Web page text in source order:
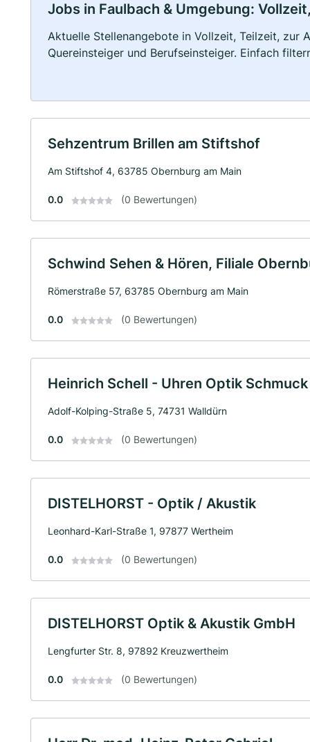
Jobs in Faulbach & Umgebung:
Aktuelle Stellenangebote in Vollzeit, Teilzeit, zur
Quereinsteiger und Berufseinsteiger. Einfach
Sehzentrum Brillen am Stiftshof
Am Stiftshof 4, 63785 Obernburg am Main
0.0 (0 Bewertungen)
Schwind Sehen & Hören, Filiale
Römerstraße 57, 63785 Obernburg am Main
0.0 (0 Bewertungen)
Heinrich Schell - Uhren Optik
Adolf-Kolping-Straße 5, 74731 Walldürn
0.0 (0 Bewertungen)
DISTELHORST - Optik / Akustik
Leonhard-Karl-Straße 1, 97877 Wertheim
0.0 (0 Bewertungen)
DISTELHORST Optik & Akustik GmbH
Lengfurter Str. 8, 97892 Kreuzwertheim
0.0 (0 Bewertungen)